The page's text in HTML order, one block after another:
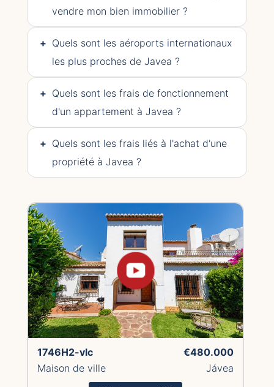
vendre mon bien immobilier ?
+ Quels sont les aéroports internationaux
les plus proches de Javea ?
+ Quels sont les frais de fonctionnement
d'un appartement à Javea ?
+ Quels sont les frais liés à l'achat d'une
propriété à Javea ?
1746H2-vlc
€480.000
Maison de ville
Jávea